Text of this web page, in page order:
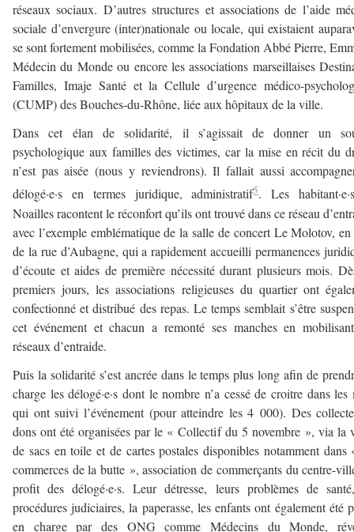
réseaux sociaux. D’autres structures et associations de l’aide
sociale d’envergure (inter)nationale ou locale, qui existaient
se sont fortement mobilisées, comme la Fondation Abbé Pierre,
Médecin du Monde ou encore les associations marseillaises
Familles, Imaje Santé et la Cellule d’urgence médico-
(CUMP) des Bouches-du-Rhône, liée aux hôpitaux de la ville.
Dans cet élan de solidarité, il s’agissait de donner un
psychologique aux familles des victimes, car la mise en récit du
n’est pas aisée (nous y reviendrons). Il fallait aussi
délogé·e·s en termes juridique, administratif5. Les
Noailles racontent le réconfort qu’ils ont trouvé dans ce réseau
avec l’exemple emblématique de la salle de concert Le Molotov,
de la rue d’Aubagne, qui a rapidement accueilli permanences
d’écoute et aides de première nécessité durant plusieurs mois.
premiers jours, les associations religieuses du quartier ont
confectionné et distribué des repas. Le temps semblait s’être
cet événement et chacun a remonté ses manches en
réseaux d’entraide.
Puis la solidarité s’est ancrée dans le temps plus long afin de
charge les délogé·e·s dont le nombre n’a cessé de croitre dans les
qui ont suivi l’événement (pour atteindre les 4 000). Des
dons ont été organisées par le « Collectif du 5 novembre », via la
de sacs en toile et de cartes postales disponibles notamment dans
commerces de la butte », association de commerçants du centre-
profit des délogé·e·s. Leur détresse, leurs problèmes de
procédures judiciaires, la paperasse, les enfants ont également été
en charge par des ONG comme Médecins du Monde,